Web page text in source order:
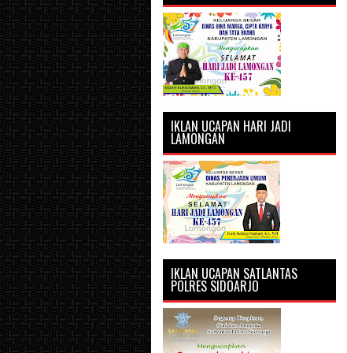
IKLAN UCAPAN HARI JADI
LAMONGAN
IKLAN UCAPAN SATLANTAS
POLRES SIDOARJO